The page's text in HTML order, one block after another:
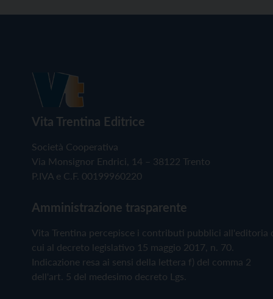
Vita Trentina Editrice
Società Cooperativa
Via Monsignor Endrici, 14 – 38122 Trento
P.IVA e C.F. 00199960220
Amministrazione trasparente
Vita Trentina percepisce i contributi pubblici all'editoria
cui al decreto legislativo 15 maggio 2017, n. 70.
Indicazione resa ai sensi della lettera f) del comma 2
dell'art. 5 del medesimo decreto Lgs.